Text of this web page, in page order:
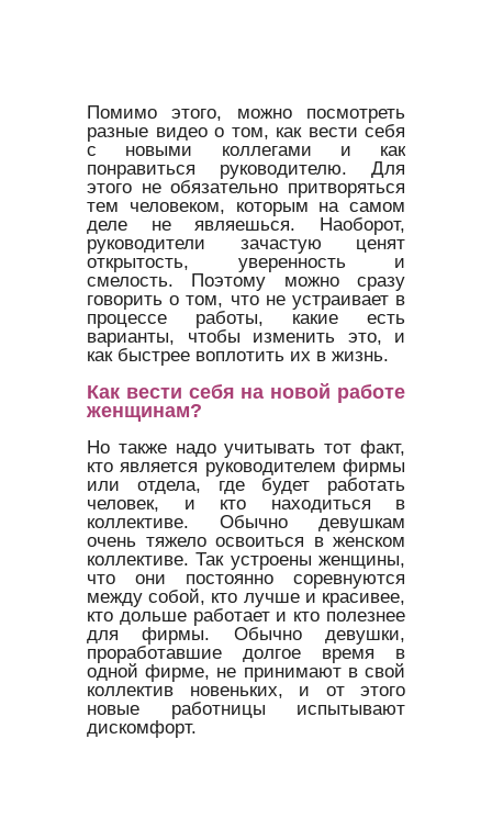
Помимо этого, можно посмотреть
разные видео о том, как вести себя
с новыми коллегами и как
понравиться руководителю. Для
этого не обязательно притворяться
тем человеком, которым на самом
деле не являешься. Наоборот,
руководители зачастую ценят
открытость, уверенность и
смелость. Поэтому можно сразу
говорить о том, что не устраивает в
процессе работы, какие есть
варианты, чтобы изменить это, и
как быстрее воплотить их в жизнь.
Как вести себя на новой работе
женщинам?
Но также надо учитывать тот факт,
кто является руководителем фирмы
или отдела, где будет работать
человек, и кто находиться в
коллективе. Обычно девушкам
очень тяжело освоиться в женском
коллективе. Так устроены женщины,
что они постоянно соревнуются
между собой, кто лучше и красивее,
кто дольше работает и кто полезнее
для фирмы. Обычно девушки,
проработавшие долгое время в
одной фирме, не принимают в свой
коллектив новеньких, и от этого
новые работницы испытывают
дискомфорт.